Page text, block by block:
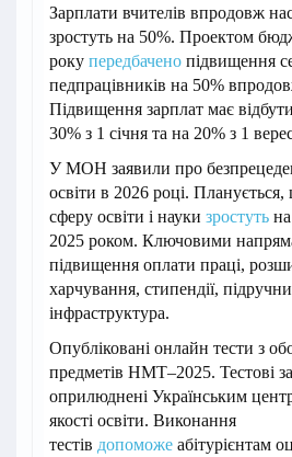
Зарплати вчителів впродовж
зростуть на 50%. Проектом
року передбачено підвищення
педпрацівників на 50%
Підвищення зарплат має
30% з 1 січня та на 20% з 1
У МОН заявили про
освіти в 2026 році.
сферу освіти і науки зростуть
2025 роком. Ключовими
підвищення оплати праці,
харчування, стипендії,
інфраструктура.
Опубліковані онлайн тести з
предметів НМТ–2025. Тестові
оприлюднені Українським
якості освіти. Виконання
тестів допоможе абітурієнтам